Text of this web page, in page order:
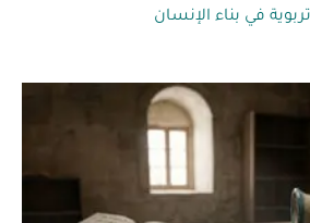
في بناء الإنسان